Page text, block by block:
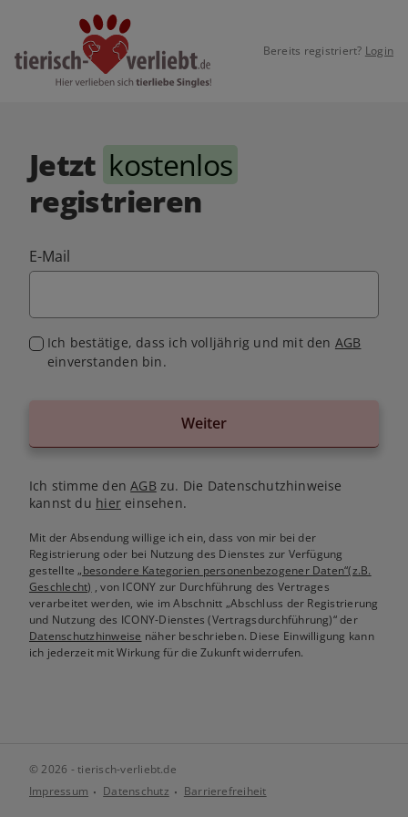
Bereits registriert? Login
Jetzt kostenlos
registrieren
E-Mail
Ich bestätige, dass ich volljährig und mit den AGB
einverstanden bin.
Weiter
Ich stimme denAGB zu. Die Datenschutzhinweise
kannst du hiereinsehen.
Mit der Absendung willige ich ein, dass von mir bei der
Registrierung oder bei Nutzung des Dienstes zur Verfügung
gestellte„besondere Kategorien personenbezogener Daten“(z.B.
Geschlecht) , von ICONY zur Durchführung des Vertrages
verarbeitet werden, wie im Abschnitt „Abschluss der Registrierung
und Nutzung des ICONY-Dienstes (Vertragsdurchführung)“ der
Datenschutzhinweise näher beschrieben. Diese Einwilligung kann
ich jederzeit mit Wirkung für die Zukunft widerrufen.
© 2026 - tierisch-verliebt.de
Impressum
Datenschutz Barrierefreiheit